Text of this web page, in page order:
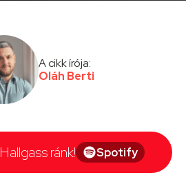
A cikk írója:
Oláh Berti
Hallgass ránk! Spotify